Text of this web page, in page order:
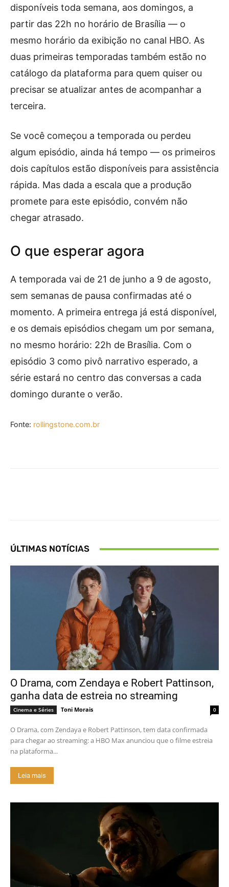
disponíveis toda semana, aos domingos, a
partir das 22h no horário de Brasília — o
mesmo horário da exibição no canal HBO. As
duas primeiras temporadas também estão no
catálogo da plataforma para quem quiser ou
precisar se atualizar antes de acompanhar a
terceira.
Se você começou a temporada ou perdeu
algum episódio, ainda há tempo — os primeiros
dois capítulos estão disponíveis para assistência
rápida. Mas dada a escala que a produção
promete para este episódio, convém não
chegar atrasado.
O que esperar agora
A temporada vai de 21 de junho a 9 de agosto,
sem semanas de pausa confirmadas até o
momento. A primeira entrega já está disponível,
e os demais episódios chegam um por semana,
no mesmo horário: 22h de Brasília. Com o
episódio 3 como pivô narrativo esperado, a
série estará no centro das conversas a cada
domingo durante o verão.
Fonte: rollingstone.com.br
ÚLTIMAS NOTÍCIAS
O Drama, com Zendaya e Robert Pattinson,
ganha data de estreia no streaming
Cinema e Séries Toni Morais 0
O Drama, com Zendaya e Robert Pattinson, tem data confirmada
para chegar ao streaming: a HBO Max anunciou que o filme estreia
na plataforma...
Leia mais